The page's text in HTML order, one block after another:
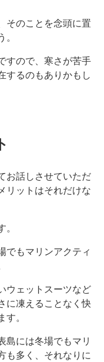
そのことを念頭に置
すので、寒さが苦手
するのもありかもし
お話しさせていただ
リットはそれだけな
でもマリンアクティ
ウェットスーツなど
に凍えることなく快
。
島には冬場でもマリ
も多く、それなりに